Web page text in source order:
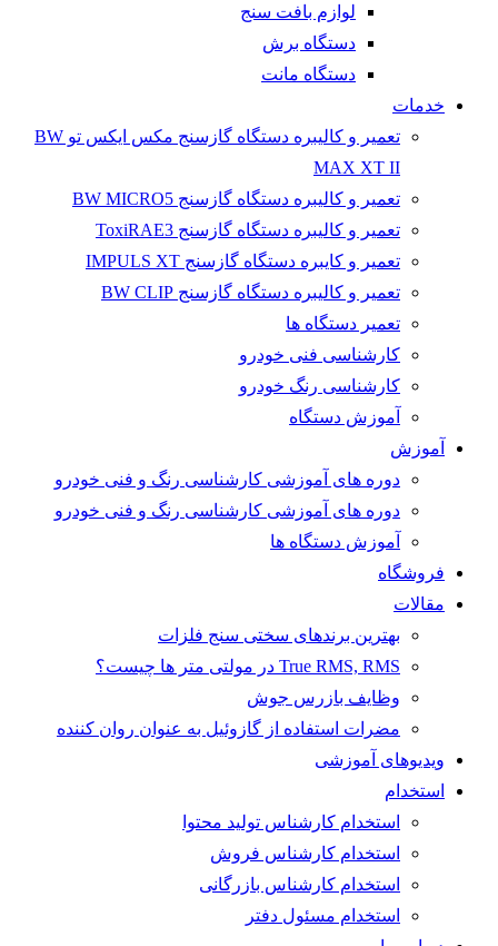
لوازم بافت سنج
دستگاه برش
دستگاه مانت
خدمات
تعمیر و کالیبره دستگاه گازسنج مکس ایکس تو BW
MAX XT II
تعمیر و کالیبره دستگاه گازسنج BW MICRO5
تعمیر و کالیبره دستگاه گازسنج ToxiRAE3
تعمیر و کایبره دستگاه گازسنج IMPULS XT
تعمیر و کالیبره دستگاه گازسنج BW CLIP
تعمیر دستگاه ها
کارشناسی فنی خودرو
کارشناسی رنگ خودرو
آموزش دستگاه
آموزش
دوره های آموزشی کارشناسی رنگ و فنی خودرو
دوره های آموزشی کارشناسی رنگ و فنی خودرو
آموزش دستگاه ها
فروشگاه
مقالات
بهترین برندهای سختی سنج فلزات
True RMS, RMS در مولتی متر ها چیست؟
وظایف بازرس جوش
مضرات استفاده از گازوئیل به عنوان روان کننده
ویدیوهای آموزشی
استخدام
استخدام کارشناس تولید محتوا
استخدام کارشناس فروش
استخدام کارشناس بازرگانی
استخدام مسئول دفتر